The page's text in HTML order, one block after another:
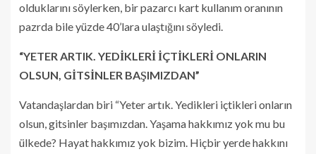
olduklarını söylerken, bir pazarcı kart kullanım oranının
pazrda bile yüzde 40’lara ulaştığını söyledi.
“YETER ARTIK. YEDİKLERİ İÇTİKLERİ ONLARIN
OLSUN, GİTSİNLER BAŞIMIZDAN”
Vatandaşlardan biri “Yeter artık. Yedikleri içtikleri onların
olsun, gitsinler başımızdan. Yaşama hakkımız yok mu bu
ülkede? Hayat hakkımız yok bizim. Hiçbir yerde hakkını